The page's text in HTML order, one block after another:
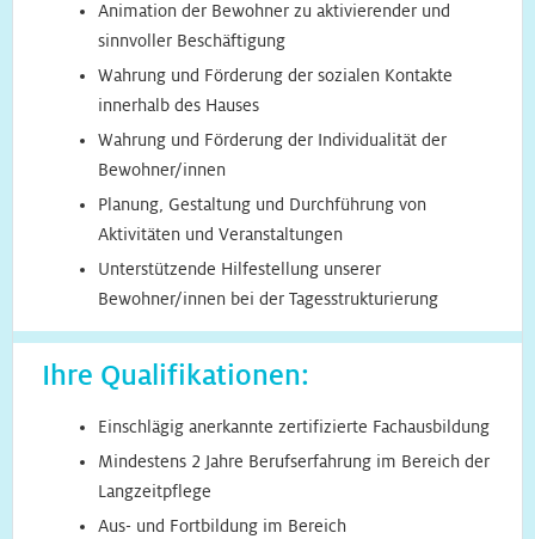
Animation der Bewohner zu aktivierender und
sinnvoller Beschäftigung
Wahrung und Förderung der sozialen Kontakte
innerhalb des Hauses
Wahrung und Förderung der Individualität der
Bewohner/innen
Planung, Gestaltung und Durchführung von
Aktivitäten und Veranstaltungen
Unterstützende Hilfestellung unserer
Bewohner/innen bei der Tagesstrukturierung
Ihre Qualifikationen:
Einschlägig anerkannte zertifizierte Fachausbildung
Mindestens 2 Jahre Berufserfahrung im Bereich der
Langzeitpflege
Aus- und Fortbildung im Bereich